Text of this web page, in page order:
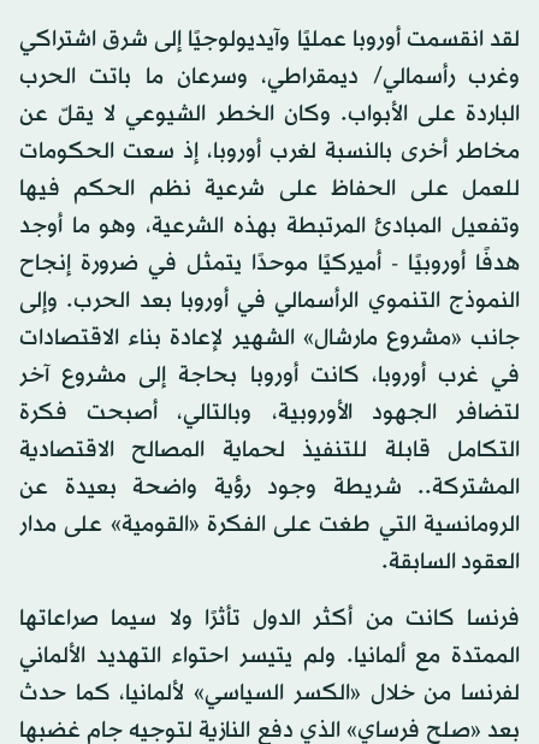
لقد انقسمت أوروبا عمليًا وآيديولوجيًا إلى شرق اشتراكي
وغرب رأسمالي/ ديمقراطي، وسرعان ما باتت الحرب
الباردة على الأبواب. وكان الخطر الشيوعي لا يقلّ عن
مخاطر أخرى بالنسبة لغرب أوروبا، إذ سعت الحكومات
للعمل على الحفاظ على شرعية نظم الحكم فيها
وتفعيل المبادئ المرتبطة بهذه الشرعية، وهو ما أوجد
هدفًا أوروبيًا - أميركيًا موحدًا يتمثل في ضرورة إنجاح
النموذج التنموي الرأسمالي في أوروبا بعد الحرب. وإلى
جانب «مشروع مارشال» الشهير لإعادة بناء الاقتصادات
في غرب أوروبا، كانت أوروبا بحاجة إلى مشروع آخر
لتضافر الجهود الأوروبية، وبالتالي، أصبحت فكرة
التكامل قابلة للتنفيذ لحماية المصالح الاقتصادية
المشتركة.. شريطة وجود رؤية واضحة بعيدة عن
الرومانسية التي طغت على الفكرة «القومية» على مدار
العقود السابقة.
فرنسا كانت من أكثر الدول تأثرًا ولا سيما صراعاتها
الممتدة مع ألمانيا. ولم يتيسر احتواء التهديد الألماني
لفرنسا من خلال «الكسر السياسي» لألمانيا، كما حدث
بعد «صلح فرساي» الذي دفع النازية لتوجيه جام غضبها